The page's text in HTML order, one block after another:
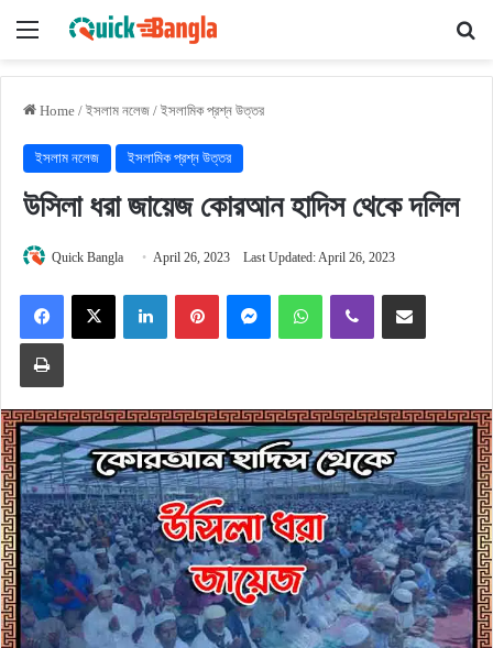
Menu
Home / ইসলাম নলেজ / ইসলামিক প্রশ্ন উত্তর
ইসলাম নলেজ ইসলামিক প্রশ্ন উত্তর
উসিলা ধরা জায়েজ কোরআন হাদিস থেকে দলিল
Quick Bangla April 26, 2023 Last Updated: April 26, 2023
FacebookX LinkedInPinterestMessengerWhatsAppViber Share via Email
Print